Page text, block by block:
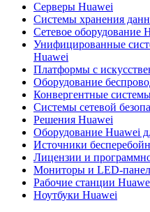
Серверы Huawei
Системы хранения
Сетевое оборудование
Унифицированные
Huawei
Платформы с
Оборудование
Конвергентные
Системы сетевой
Решения Huawei
Оборудование Huawei
Источники
Лицензии и
Мониторы и LED-
Рабочие станции
Ноутбуки Huawei